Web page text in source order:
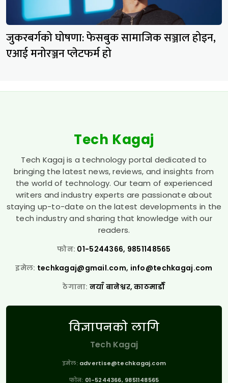
जुकरबर्गको घोषणा: फेसबुक सामाजिक सञ्जाल होइन,
एआई मनोरञ्जन प्लेटफर्म हो
Tech Kagaj
Tech Kagaj is a technology portal dedicated to
bringing the latest news, reviews, and insights from
the world of technology. Our team of experienced
writers and industry experts are passionate about
staying up-to-date on the latest developments in the
tech industry and sharing that knowledge with our
readers.
फोन: 01-5244366, 9851148565
इमेल: techkagaj@gmail.com, info@techkagaj.com
ठेगाना: नयाँ बानेश्वर, काठमाडौँ
विज्ञापनको लागि
Tech Kagaj
इमेल: advertise@techkagaj.com
फोन: 01-5244366, 9851148565